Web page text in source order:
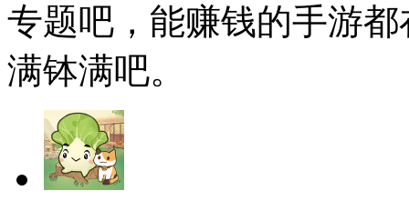
专题吧，能赚钱的手游
满钵满吧。